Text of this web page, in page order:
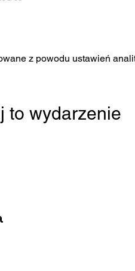
z powodu ustawień
to wydarzenie